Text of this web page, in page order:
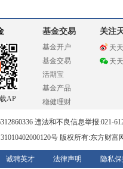
AP
基金交易
基金开户
基金交易
活期宝
基金产品
稳健理财
关注
天
天
违法和不良信息举报:021-
号版权所有:东方财富
诚聘英才 法律声明 隐私保